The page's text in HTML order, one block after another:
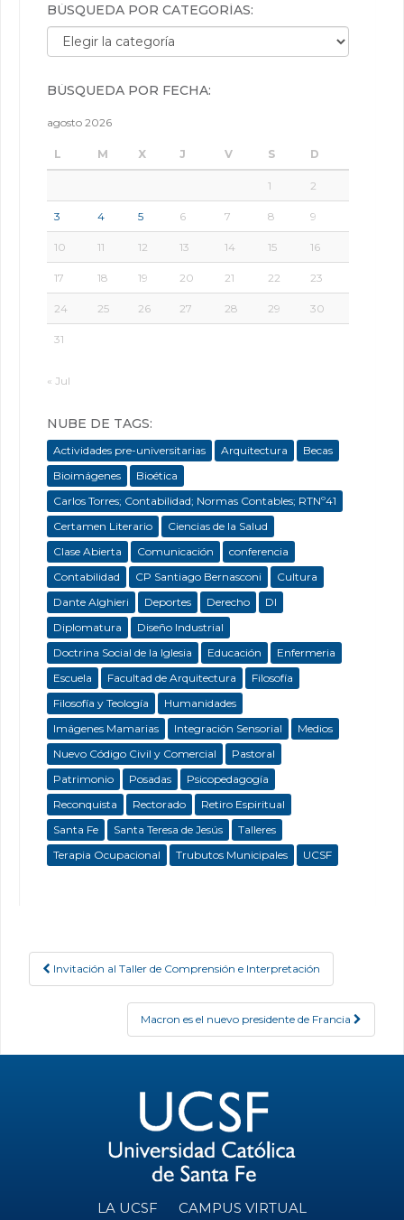
BÚSQUEDA POR CATEGORÍAS:
Búsqueda por categorías:
BÚSQUEDA POR FECHA:
agosto 2026
L M X J V S D
1 2
3 4 5 6 7 8 9
10 11 12 13 14 15 16
17 18 19 20 21 22 23
24 25 26 27 28 29 30
31
« Jul
NUBE DE TAGS:
Actividades pre-universitarias Arquitectura
Becas
Bioimágenes
Bioética
Carlos Torres; Contabilidad; Normas Contables; RTNº41
Certamen Literario
Ciencias de la Salud
Clase Abierta
Comunicación
conferencia
Contabilidad
CP Santiago Bernasconi
Cultura
Dante Alghieri
Deportes Derecho
DI
Diplomatura
Diseño Industrial
Doctrina Social de la Iglesia
Educación
Enfermeria
Escuela
Facultad de Arquitectura
Filosofía
Filosofía y Teología
Humanidades
Imágenes Mamarias
Integración Sensorial
Medios
Nuevo Código Civil y Comercial
Pastoral
Patrimonio
Posadas
Psicopedagogía
Reconquista
Rectorado
Retiro Espiritual
Santa Fe
Santa Teresa de Jesús
Talleres
Terapia Ocupacional
Trubutos Municipales UCSF
Post navigation
Invitación al Taller de Comprensión e Interpretación
Macron es el nuevo presidente de Francia
LA UCSF CAMPUS VIRTUAL